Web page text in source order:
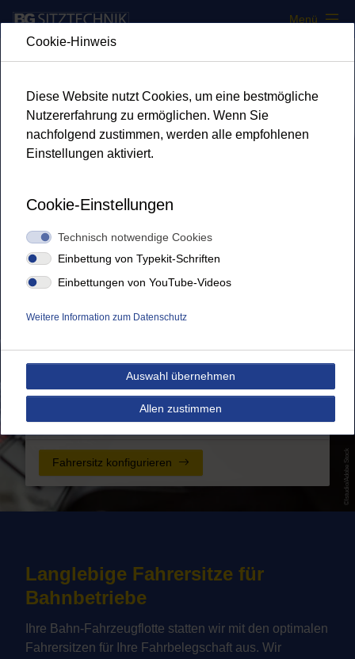
Menü
lstudio/Adobe Stock
Bahn- und
Schienenverkehr
Wir statten Ihre Bahnflotte mit
optimalen Fahrersitzlösungen
für Schienenfahrzeuge aus.
Fahrersitz konfigurieren
Langlebige Fahrersitze für
Bahnbetriebe
Ihre Bahn-Fahrzeugflotte statten wir mit den optimalen
Fahrersitzen für Ihre Fahrbelegschaft aus. Wir
Cookie-Hinweis
Diese Website nutzt Cookies, um eine bestmögliche
Nutzererfahrung zu ermöglichen. Wenn Sie
nachfolgend zustimmen, werden alle empfohlenen
Einstellungen aktiviert.
Cookie-Einstellungen
Technisch notwendige Cookies
Einbettung von Typekit-Schriften
Einbettungen von YouTube-Videos
Weitere Information zum Datenschutz
Auswahl übernehmen
Allen zustimmen